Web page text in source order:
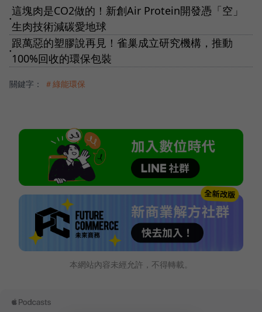
●
這塊肉是CO2做的！新創Air Protein開發憑「空」
生肉技術減碳愛地球
●
跟萬惡的塑膠說再見！雀巢成立研究機構，推動
100%回收的環保包裝
關鍵字： ＃綠能環保
本網站內容未經允許，不得轉載。